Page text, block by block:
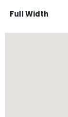
Full Width